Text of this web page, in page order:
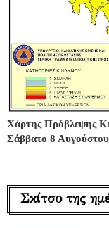
Χάρτης Πρόβλεψης
Σάββατο 8
Σκίτσο της